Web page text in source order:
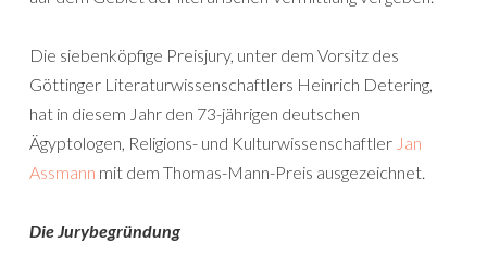
Die siebenköpfige Preisjury, unter dem Vorsitz des
Göttinger Literaturwissenschaftlers Heinrich Detering,
hat in diesem Jahr den 73-jährigen deutschen
Ägyptologen, Religions- und Kulturwissenschaftler Jan
Assmann mit dem Thomas-Mann-Preis ausgezeichnet.
Die Jurybegründung